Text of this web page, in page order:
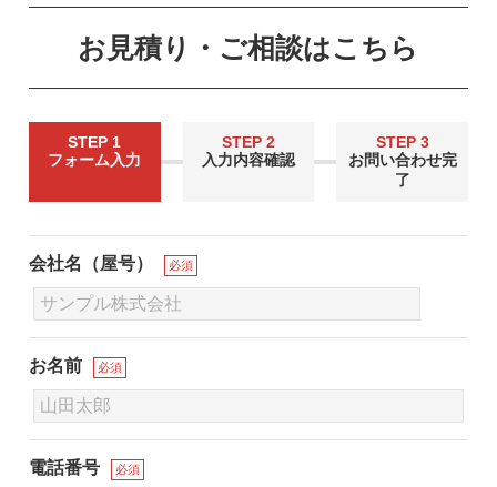
お見積り・ご相談はこちら
STEP 1
フォーム入力
STEP 2
入力内容確認
STEP 3
お問い合わせ完
了
会社名（屋号） 必須
お名前 必須
電話番号 必須